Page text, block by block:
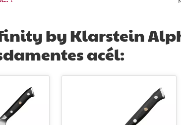
egy bőr tokkal érkezik.
by Klarstein
acél: